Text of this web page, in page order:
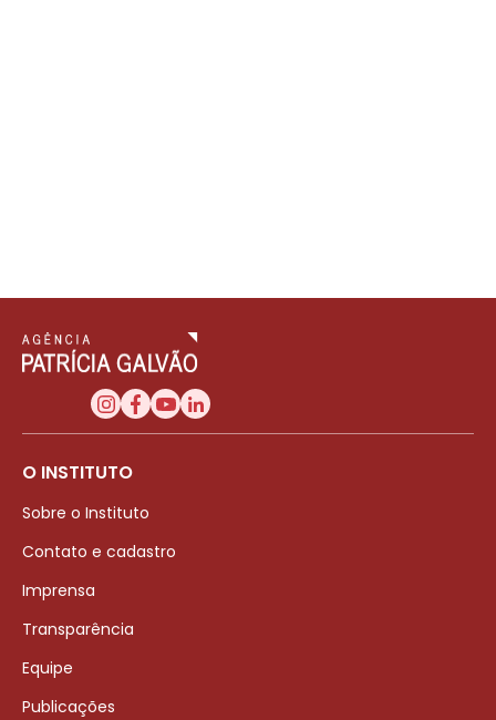
O INSTITUTO
Sobre o Instituto
Contato e cadastro
Imprensa
Transparência
Equipe
Publicações